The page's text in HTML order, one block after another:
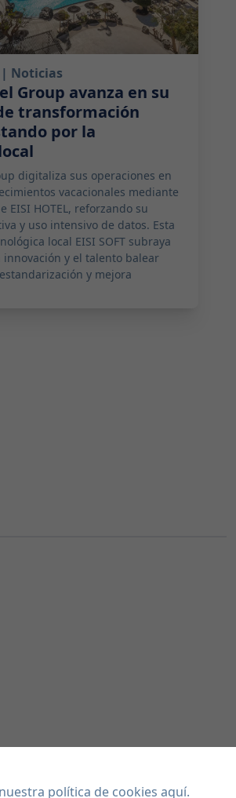
| Noticias
Group avanza en su
transformación
por la
digitaliza sus operaciones en
vacacionales mediante
EISI HOTEL, reforzando su
y uso intensivo de datos. Esta
local EISI SOFT subraya
y el talento balear
y mejora
nuestra política de cookies aquí.